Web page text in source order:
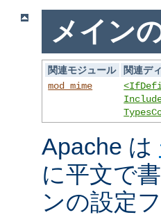
メイン
関連モジュール
関連デ
mod_mime
Apache は
に平文で
ンの設定